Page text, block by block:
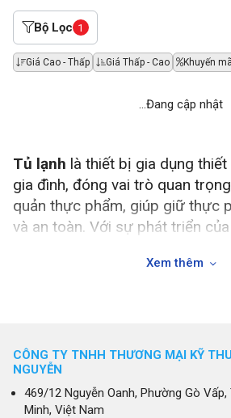
Bộ Lọc 1
Giá Cao - Thấp Giá Thấp - Cao Khuyến
...Đang cập nhật
Tủ lạnh là thiết bị gia dụng
gia đình, đóng vai trò quan
quản thực phẩm, giúp giữ thực
và an toàn. Với sự phát triển
phẩm mà còn tích hợp nhiều
biết, ưu và nhược điểm, ứng
trình sử dụng, và lý do nên chọn
Nguyễn - maylanhxanh.vn.
Xem thêm
CÔNG TY TNHH THƯƠNG MẠI KỸ
NGUYỄN
469/12 Nguyễn Oanh, Phường Gò
Minh, Việt Nam